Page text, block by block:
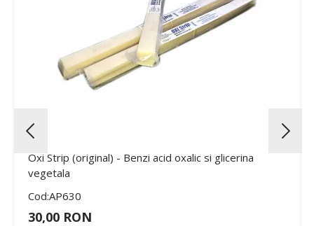
Oxi Strip (original) - Benzi acid oxalic si glicerina
vegetala
Cod:AP630
30,00 RON